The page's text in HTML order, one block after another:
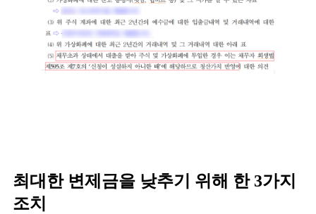
최대한 변제금을 낮추기 위해 한 3가지
조치